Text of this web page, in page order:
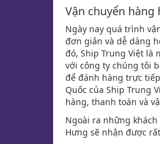
Vận chuyển hàng
Ngày nay quá trình
đơn giản và dễ dàng
đó, Ship Trung Việt là
với công ty chúng tôi
để đánh hàng trực
Quốc của Ship Trung
hàng, thanh toán và
Ngoài ra những
Hưng sẽ nhận được